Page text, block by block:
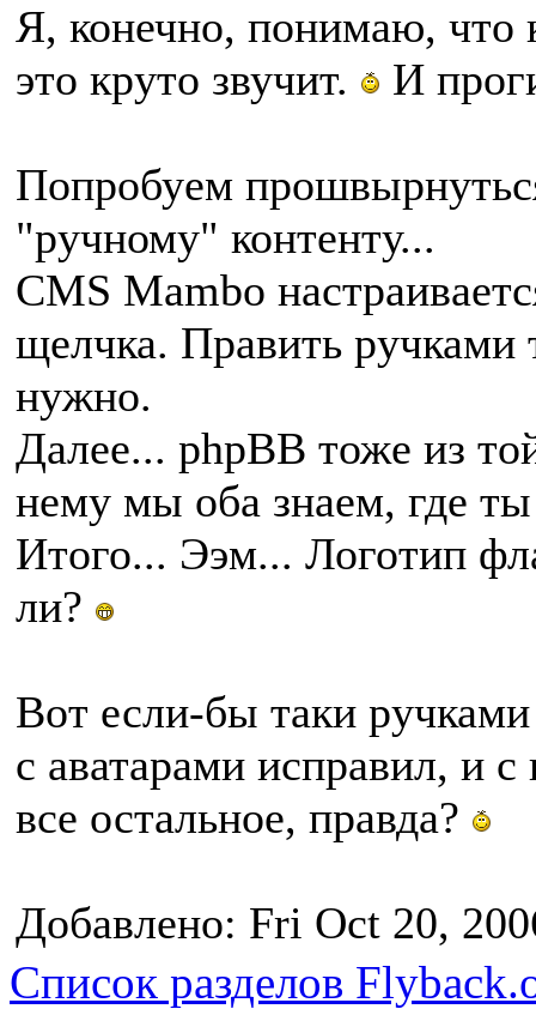
Я, конечно, понимаю, что
это круто звучит.
И
Попробуем
"ручному" контенту...
CMS Mambo
щелчка. Править ручками
нужно.
Далее... phpBB тоже из
нему мы оба знаем, где ты
Итого... Ээм... Логотип
ли?
Вот если-бы таки
с аватарами исправил, и
все остальное, правда?
Добавлено: Fri Oct 20,
Список разделов